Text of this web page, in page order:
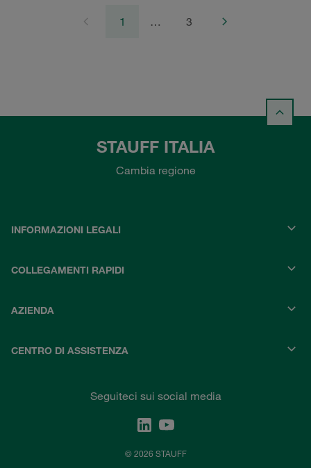
1 … 3
STAUFF ITALIA
Cambia regione
INFORMAZIONI LEGALI
COLLEGAMENTI RAPIDI
AZIENDA
CENTRO DI ASSISTENZA
Seguiteci sui social media
© 2026 STAUFF